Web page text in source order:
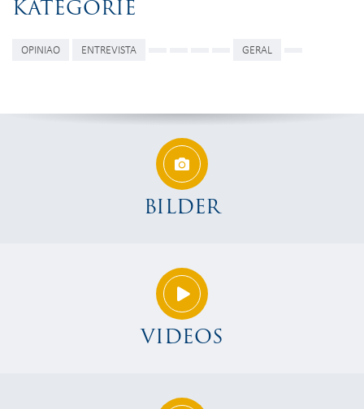
KATEGORIE
OPINIAO ENTREVISTA GERAL
BILDER
VIDEOS